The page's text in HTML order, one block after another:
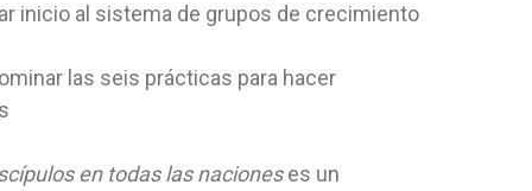
PALABRA
JESÚS CON CAR
Es Futuro
La alabanzas y la acción de gracias
inicio al sistema de grupos de crecimiento
las seis prácticas para hacer
en todas las nacioneses un